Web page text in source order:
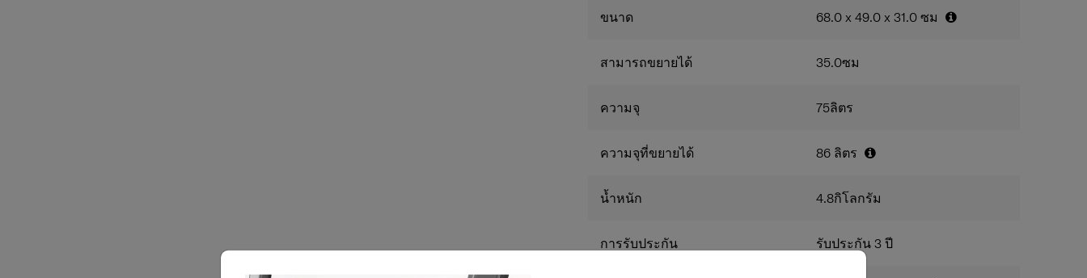
Hanging Hook/ตะขอแขวนอเนกประสงค์ที่ด้านข้างของกระเป๋า
ขนาด 68.0 x 49.0 x 31.0ซม
สามารถขยายได้ 35.0ซม
ความจุ 75ลิตร
ความจุที่ขยายได้ 86 ลิตร
น้ำหนัก 4.8กิโลกรัม
การรับประกัน รับประกัน 3 ปี